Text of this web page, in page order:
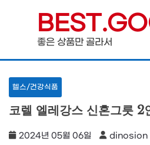
content
좋은 상품만 골라서
헬스/건강식품
코렐 엘레강스 신혼그릇 2
2024년 05월 06일 dinosion